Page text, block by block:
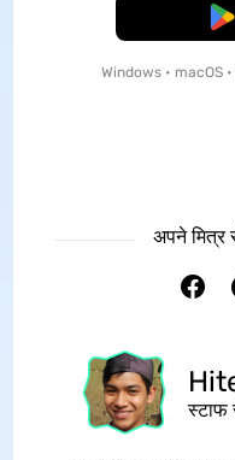
Windows • macOS
अपने मित्र
स्टाफ